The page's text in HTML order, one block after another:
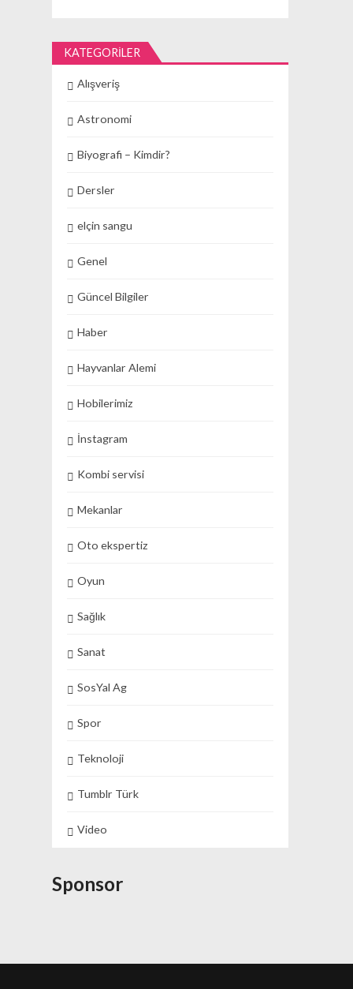
KATEGORILER
Alışveriş
Astronomi
Biyografi – Kimdir?
Dersler
elçin sangu
Genel
Güncel Bilgiler
Haber
Hayvanlar Alemi
Hobilerimiz
İnstagram
Kombi servisi
Mekanlar
Oto ekspertiz
Oyun
Sağlık
Sanat
SosYal Ag
Spor
Teknoloji
Tumblr Türk
Video
Sponsor